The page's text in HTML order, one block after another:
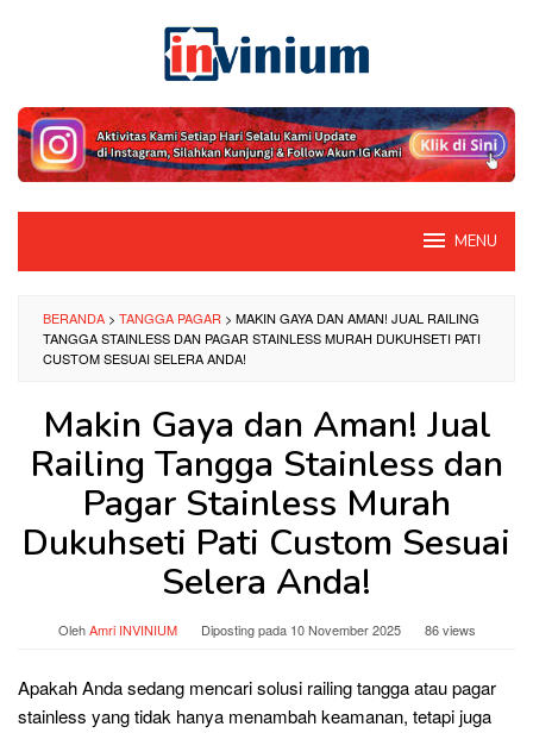
MENU
BERANDA > TANGGA PAGAR > MAKIN GAYA DAN AMAN! JUAL RAILING
TANGGA STAINLESS DAN PAGAR STAINLESS MURAH DUKUHSETI PATI
CUSTOM SESUAI SELERA ANDA!
Makin Gaya dan Aman! Jual
Railing Tangga Stainless dan
Pagar Stainless Murah
Dukuhseti Pati Custom Sesuai
Selera Anda!
OlehAmri INVINIUM Diposting pada 10 November 2025 86 views
Apakah Anda sedang mencari solusi railing tangga atau pagar
stainless yang tidak hanya menambah keamanan, tetapi juga